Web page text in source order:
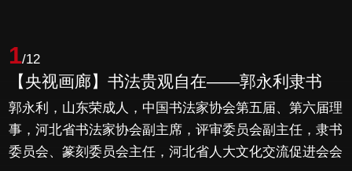
1/12
【央视画廊】书法贵观自在——郭永利隶书
郭永利，山东荣成人，中国书法家协会第五届、第六届理
事，河北省书法家协会副主席，评审委员会副主任，隶书
委员会、篆刻委员会主任，河北省人大文化交流促进会会